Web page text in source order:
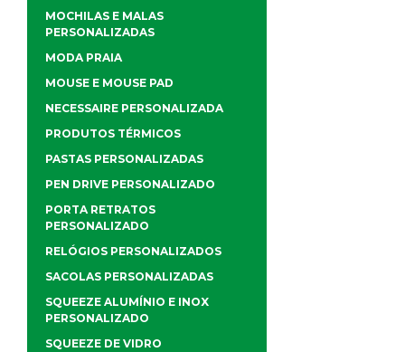
MOCHILAS E MALAS
PERSONALIZADAS
MODA PRAIA
MOUSE E MOUSE PAD
NECESSAIRE PERSONALIZADA
PRODUTOS TÉRMICOS
PASTAS PERSONALIZADAS
PEN DRIVE PERSONALIZADO
PORTA RETRATOS
PERSONALIZADO
RELÓGIOS PERSONALIZADOS
SACOLAS PERSONALIZADAS
SQUEEZE ALUMÍNIO E INOX
PERSONALIZADO
SQUEEZE DE VIDRO